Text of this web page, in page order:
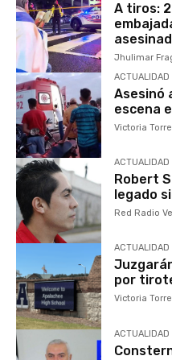
A tiros:
Jhulimar
ACTUALIDAD
Asesinó
escena
Victoria
ACTUALIDAD
Robert
legado
Red Radio Ve
ACTUALIDAD
por
Victoria
ACTUALIDAD